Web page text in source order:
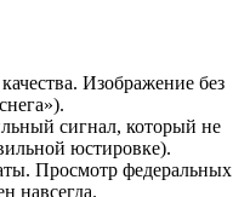
Изображение без
сигнал, который не
юстировке).
Просмотр федеральных
навсегда.